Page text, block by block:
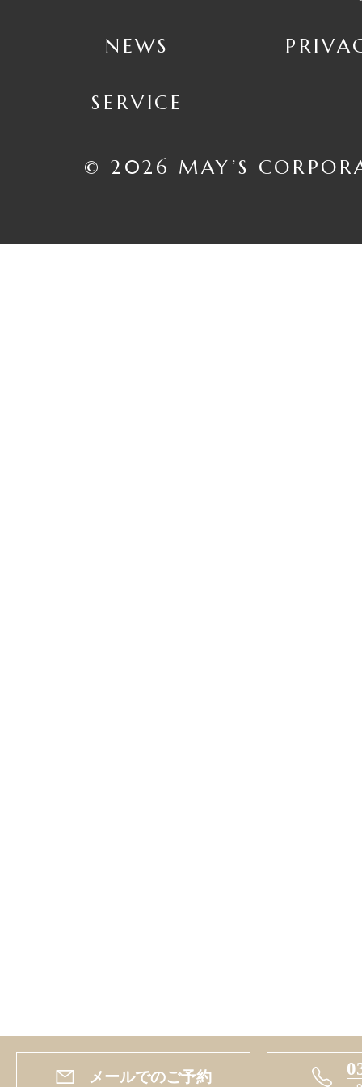
メールでのご予約
NEWS
SERVICE
© 2026 MAY’S